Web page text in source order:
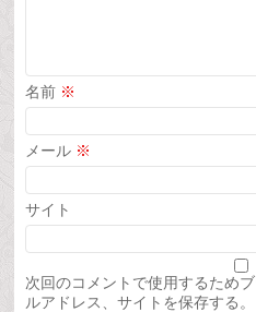
名前 ※
メール ※
サイト
次回のコメントで使用するため
ルアドレス、サイトを保存する。